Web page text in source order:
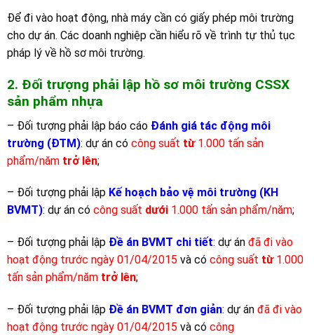
Để đi vào hoạt động, nhà máy cần có giấy phép môi trường
cho dự án. Các doanh nghiệp cần hiểu rõ về trình tự thủ tục
pháp lý về hồ sơ môi trường.
2. Đối trượng phải lập hồ sơ môi trường CSSX
sản phẩm nhựa
– Đối tượng phải lập báo cáo Đánh giá tác động môi
trường (ĐTM): dự án có công suất từ1.000 tấn sản
phẩm/năm trở lên;
– Đối tượng phải lập Kế hoạch bảo vệ môi trường (KH
BVMT): dự án có công suất dưới1.000 tấn sản phẩm/năm;
– Đối tượng phải lập Đề án BVMT chi tiết: dự án đã đi vào
hoạt động trước ngày 01/04/2015 và có công suất từ1.000
tấn sản phẩm/năm trở lên;
– Đối tượng phải lập Đề án BVMT đơn giản: dự án đã đi vào
hoạt động trước ngày 01/04/2015 và có công